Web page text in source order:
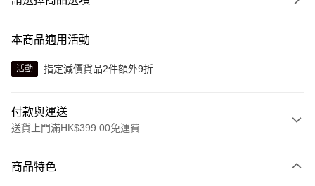
本商品適用活動
活動 指定減價貨品2件額外9折
付款與運送
送貨上門滿HK$399.00免運費
信用卡
商品特色